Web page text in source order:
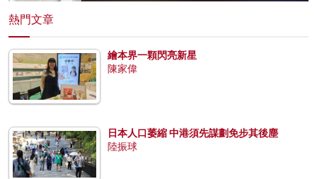
熱門文章
繪本界一顆閃亮新星
陳家偉
日本人口萎縮 中港須先謀劃免步其後塵
陸振球